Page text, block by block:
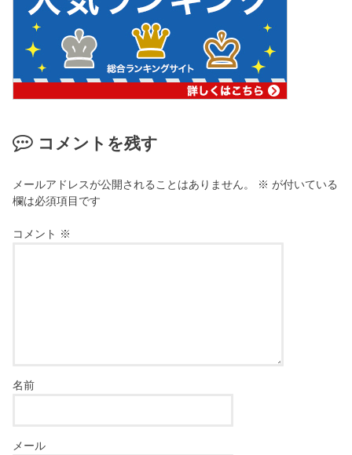
コメントを残す
メールアドレスが公開されることはありません。 ※ が付いている
欄は必須項目です
コメント ※
名前
メール